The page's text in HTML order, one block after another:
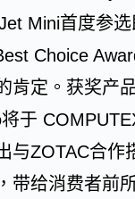
Mini首度参
Choice
肯定。获奖产
于
与ZOTAC合作
带给消费者前